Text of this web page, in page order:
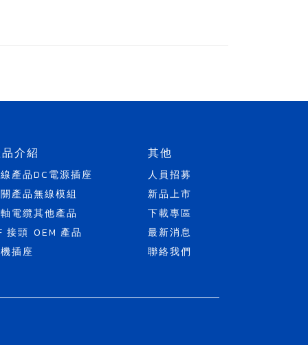
介紹
產品
產品
電纜
接頭
插座
DC電源插座
無線模組
其他產品
OEM 產品
其他
人員招募
新品上市
下載專區
最新消息
聯絡我們